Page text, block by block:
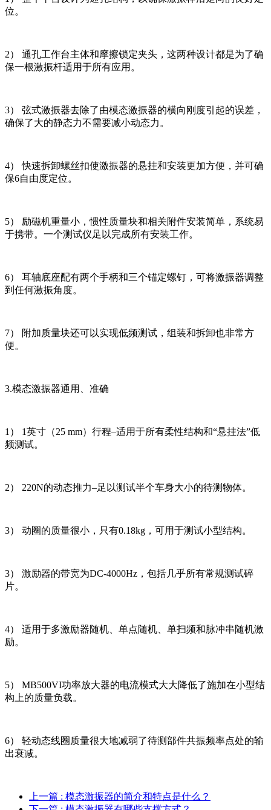
位。
2） 通孔工作台主体和摩擦锁定夹头，这两种设计都是为了确
保一根激振杆适用于所有应用。
3） 弦式激振器去除了由模态激振器的横向刚度引起的误差，
确保了大的静态力不需要减小动态力。
4） 快速拆卸螺丝扣使激振器的悬挂和安装更加方便，并可确
保6自由度定位。
5） 励磁机重量小，惯性质量块和相关附件安装简单，系统易
于携带。一个测试仪足以完成所有安装工作。
6） 耳轴底座配有两个手柄和三个锚定螺钉，可将激振器调整
到任何激振角度。
7） 附加质量块还可以实现低频测试，组装和拆卸也非常方
便。
3.模态激振器通用、准确
1） 1英寸（25 mm）行程–适用于所有柔性结构和“悬挂法”低
频测试。
2） 220N的动态推力–足以测试半个车身大小的待测物体。
3） 动圈的质量很小，只有0.18kg，可用于测试小型结构。
3） 激励器的带宽为DC-4000Hz，包括几乎所有常规测试碎
片。
4） 适用于多激励器随机、单点随机、单扫频和脉冲串随机激
励。
5） MB500VI功率放大器的电流模式大大降低了施加在小型结
构上的质量负载。
6） 轻动态线圈质量很大地减弱了待测部件共振频率点处的输
出衰减。
上一篇 : 模态激振器的简介和特点是什么？